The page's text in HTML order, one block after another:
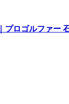
プロゴルファー